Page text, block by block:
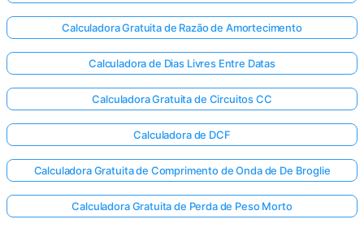
Calculadora Gratuita de Razão de Amortecimento
Calculadora de Dias Livres Entre Datas
Calculadora Gratuita de Circuitos CC
Calculadora de DCF
Calculadora Gratuita de Comprimento de Onda de De Broglie
Calculadora Gratuita de Perda de Peso Morto